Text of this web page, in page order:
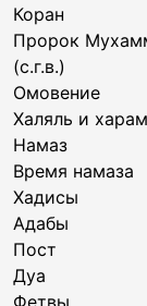
Коран
Пророк
(с.г.в.)
Омовение
Халяль и харам
Намаз
Время намаза
Хадисы
Адабы
Пост
Дуа
Фетвы